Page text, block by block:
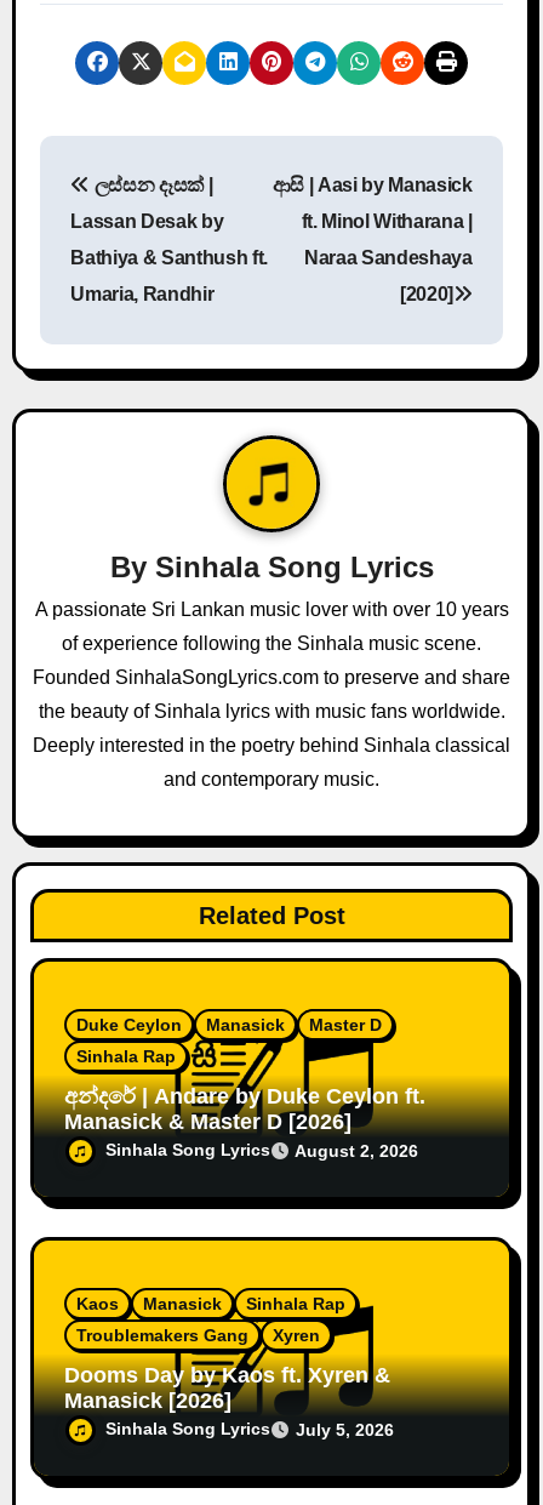
n
a
a
i
o
ලස්සන දෑසක් |
Lassan Desak by
Bathiya & Santhush ft.
Umaria, Randhir
ආසි | Aasi by Manasick
ft. Minol Witharana |
Naraa Sandeshaya
[2020]
By Sinhala Song Lyrics
A passionate Sri Lankan music lover with over 10 years
of experience following the Sinhala music scene.
Founded SinhalaSongLyrics.com to preserve and share
the beauty of Sinhala lyrics with music fans worldwide.
Deeply interested in the poetry behind Sinhala classical
and contemporary music.
Related Post
Duke Ceylon Manasick
Master D
Sinhala Rap
අන්දරේ | Andare by Duke Ceylon ft.
Manasick & Master D [2026]
Sinhala Song Lyrics August 2, 2026
Kaos Manasick
Sinhala Rap
Troublemakers Gang
Xyren
Dooms Day by Kaos ft. Xyren &
Manasick [2026]
Sinhala Song Lyrics July 5, 2026